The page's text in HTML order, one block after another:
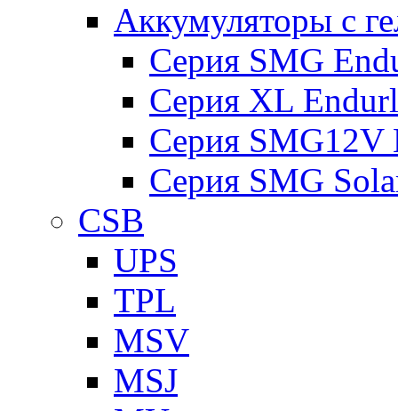
Аккумуляторы с
Серия SMG
Серия XL
Серия SMG12V
Серия SMG
CSB
UPS
TPL
MSV
MSJ